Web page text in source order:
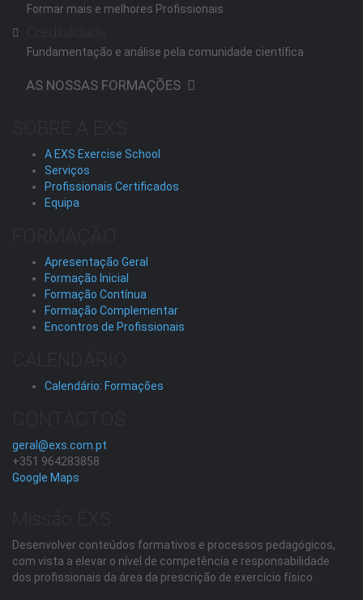
Formar mais e melhores Profissionais
Fundamentação e análise pela comunidade científica
AS NOSSAS FORMAÇÕES
A EXS Exercise School
Serviços
Profissionais Certificados
Equipa
Apresentação Geral
Formação Inicial
Formação Contínua
Formação Complementar
Encontros de Profissionais
Calendário: Formações
geral@exs.com.pt
+351 964283858
Google Maps
Desenvolver conteúdos formativos e processos pedagógicos,
com vista a elevar o nível de competência e responsabilidade
dos profissionais da área da prescrição de exercício físico.